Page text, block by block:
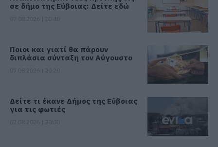
σε δήμο της Εύβοιας: Δείτε εδώ
Ποιοι και γιατί θα πάρουν
διπλάσια σύνταξη τον Αύγουστο
Δείτε τι έκανε Δήμος της Εύβοιας
για τις φωτιές